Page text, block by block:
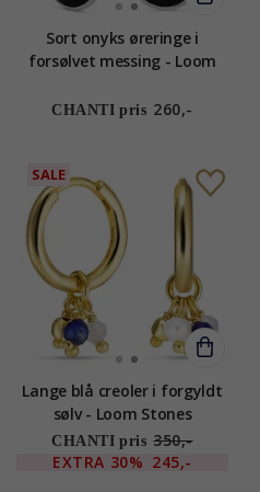
Sort onyks øreringe i
forsølvet messing - Loom
CHANTI pris 260,-
SALE
Lange blå creoler i forgyldt
sølv - Loom Stones
CHANTI pris 350,-
EXTRA 30% 245,-